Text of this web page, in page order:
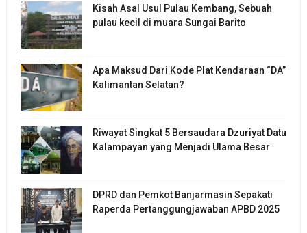
Kisah Asal Usul Pulau Kembang, Sebuah
pulau kecil di muara Sungai Barito
Apa Maksud Dari Kode Plat Kendaraan “DA”
Kalimantan Selatan?
Riwayat Singkat 5 Bersaudara Dzuriyat Datu
Kalampayan yang Menjadi Ulama Besar
DPRD dan Pemkot Banjarmasin Sepakati
Raperda Pertanggungjawaban APBD 2025